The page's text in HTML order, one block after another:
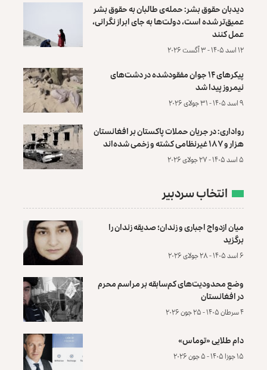
دیدبان حقوق بشر: حمله‌ی طالبان به حقوق بشر
عمیق‌تر شده است، دولت‌ها به جای ابراز نگرانی،
عمل کنند
۱۲ اسد ۱۴۰۵ - ۳ آگست ۲۰۲۶
پیکرهای ۱۴ جوان مفقودشده در دشت‌های
نیمروز پیدا شد
۹ اسد ۱۴۰۵ - ۳۱ جولای ۲۰۲۶
رواداری: در جریان حملات پاکستان بر افغانستان
هزار و ۱۸۷ غیرنظامی کشته و زخمی شده‌اند
۵ اسد ۱۴۰۵ - ۲۷ جولای ۲۰۲۶
انتخاب سردبیر
میان ازدواج اجباری و زندان؛ صدیقه زندان را
برگزید
۶ اسد ۱۴۰۵ - ۲۸ جولای ۲۰۲۶
وضع محدودیت‌های کم‌سابقه بر مراسم محرم
در افغانستان
۴ سرطان ۱۴۰۵ - ۲۵ جون ۲۰۲۶
دام طلایی «توماس»
۱۵ جوزا ۱۴۰۵ - ۵ جون ۲۰۲۶